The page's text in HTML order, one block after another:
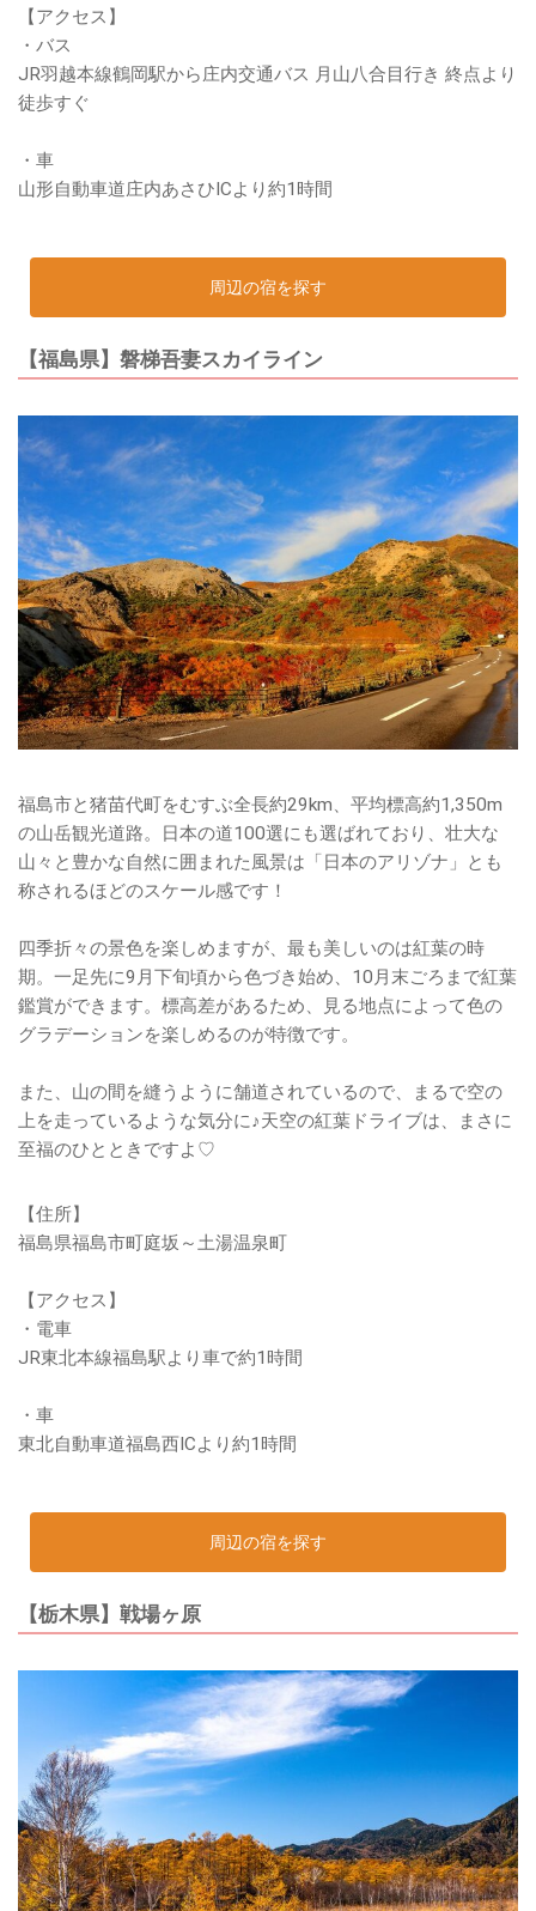
【アクセス】
・バス
JR羽越本線鶴岡駅から庄内交通バス 月山八合目行き 終点より
徒歩すぐ
・車
山形自動車道庄内あさひICより約1時間
周辺の宿を探す
【福島県】磐梯吾妻スカイライン
福島市と猪苗代町をむすぶ全長約29km、平均標高約1,350m
の山岳観光道路。日本の道100選にも選ばれており、壮大な
山々と豊かな自然に囲まれた風景は「日本のアリゾナ」とも
称されるほどのスケール感です！
四季折々の景色を楽しめますが、最も美しいのは紅葉の時
期。一足先に9月下旬頃から色づき始め、10月末ごろまで紅葉
鑑賞ができます。標高差があるため、見る地点によって色の
グラデーションを楽しめるのが特徴です。
また、山の間を縫うように舗道されているので、まるで空の
上を走っているような気分に♪天空の紅葉ドライブは、まさに
至福のひとときですよ♡
【住所】
福島県福島市町庭坂～土湯温泉町
【アクセス】
・電車
JR東北本線福島駅より車で約1時間
・車
東北自動車道福島西ICより約1時間
周辺の宿を探す
【栃木県】戦場ヶ原